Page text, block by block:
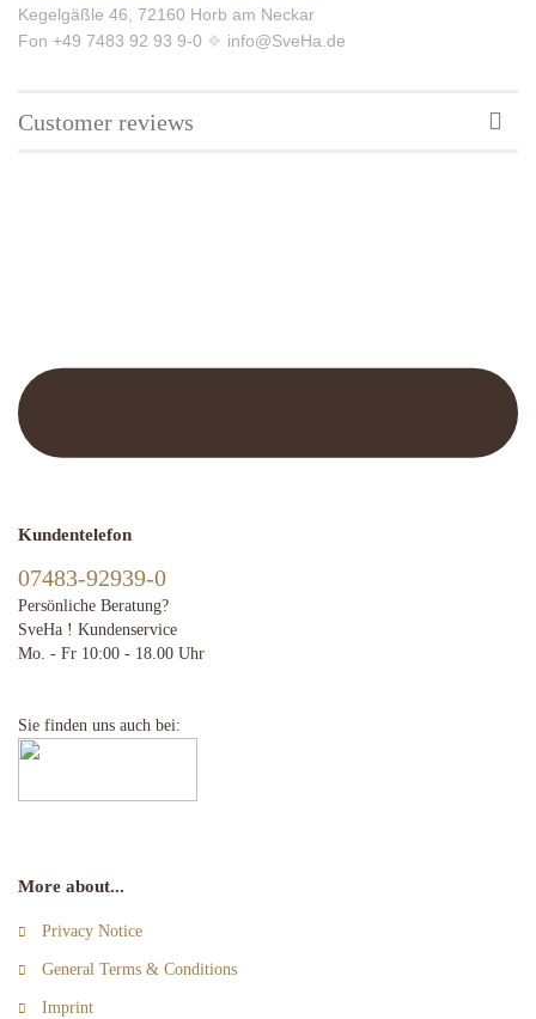
Kegelgäßle 46, 72160 Horb am Neckar
Fon +49 7483 92 93 9-0 ❖ info@SveHa.de
Customer reviews
Kundentelefon
07483-92939-0
Persönliche Beratung?
SveHa ! Kundenservice
Mo. - Fr 10:00 - 18.00 Uhr
Sie finden uns auch bei:
More about...
Privacy Notice
General Terms & Conditions
Imprint